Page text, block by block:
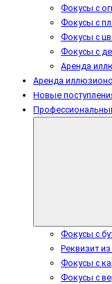
Фокусы с
Фокусы с
Фокусы с
Фокусы с
Аренда
Аренда
Новые
Фокусы с
Реквизит
Фокусы с
Фокусы с